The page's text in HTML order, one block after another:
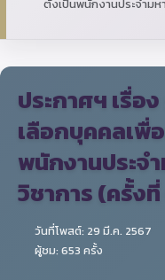
ตั้งเป็นพนักงานประจำม
ประกาศฯ เรื่อ
เลือกบุคคลเพื่
พนักงานประจ
วิชาการ (ครั้
วันที่โพสต์: 29 มี.ค. 2567
ผู้ชม: 653 ครั้ง